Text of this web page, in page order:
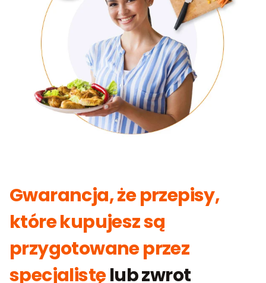
Gwarancja, że przepisy,
które kupujesz są
przygotowane przez
specjalistęlub zwrot